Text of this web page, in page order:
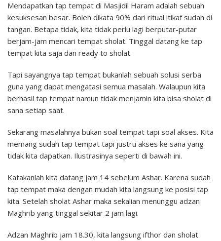
Mendapatkan tap tempat di Masjidil Haram adalah sebuah
kesuksesan besar. Boleh dikata 90% dari ritual itikaf sudah di
tangan. Betapa tidak, kita tidak perlu lagi berputar-putar
berjam-jam mencari tempat sholat. Tinggal datang ke tap
tempat kita saja dan ready to sholat.
Tapi sayangnya tap tempat bukanlah sebuah solusi serba
guna yang dapat mengatasi semua masalah. Walaupun kita
berhasil tap tempat namun tidak menjamin kita bisa sholat di
sana setiap saat.
Sekarang masalahnya bukan soal tempat tapi soal akses. Kita
memang sudah tap tempat tapi justru akses ke sana yang
tidak kita dapatkan. Ilustrasinya seperti di bawah ini.
Katakanlah kita datang jam 14 sebelum Ashar. Karena sudah
tap tempat maka dengan mudah kita langsung ke posisi tap
kita. Setelah sholat Ashar maka sekalian menunggu adzan
Maghrib yang tinggal sekitar 2 jam lagi.
Adzan Maghrib jam 18.30, kita langsung ifthor dan sholat